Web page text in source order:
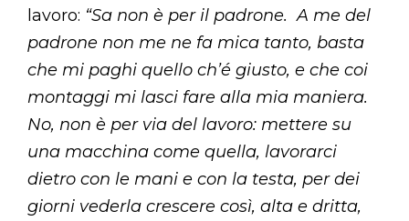
lavoro: “Sa non è per il padrone. A me del
padrone non me ne fa mica tanto, basta
che mi paghi quello ch’é giusto, e che coi
montaggi mi lasci fare alla mia maniera.
No, non è per via del lavoro: mettere su
una macchina come quella, lavorarci
dietro con le mani e con la testa, per dei
giorni vederla crescere così, alta e dritta,